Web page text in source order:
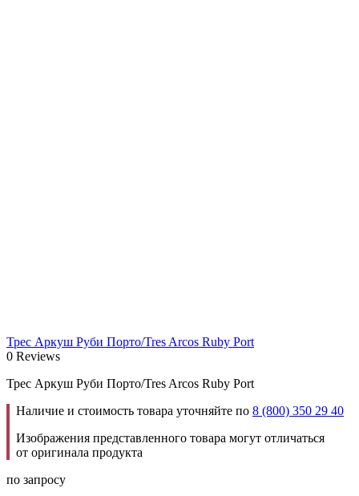
Трес Аркуш Руби Порто/Tres Arcos Ruby Port
0 Reviews
Трес Аркуш Руби Порто/Tres Arcos Ruby Port
Наличие и стоимость товара уточняйте по 8 (800) 350 29 40
Изображения представленного товара могут отличаться
от оригинала продукта
по запросу